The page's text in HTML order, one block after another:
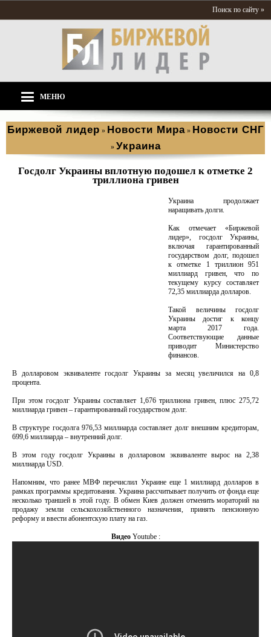
Поиск по сайту »
МЕНЮ
Биржевой лидер » Новости Мира » Новости СНГ
» Украина
Госдолг Украины вплотную подошел к отметке 2
триллиона гривен
Украина продолжает
наращивать долги.
Как отмечает «Биржевой
лидер», госдолг Украины,
включая гарантированный
государством долг, подошел
к отметке 1 триллион 951
миллиард гривен, что по
текущему курсу составляет
72,35 миллиарда долларов.
Такой величины госдолг
Украины достиг к концу
марта 2017 года.
Соответствующие данные
приводит Министерство
финансов.
В долларовом эквиваленте госдолг Украины за месяц увеличился на 0,8
процента.
При этом госдолг Украины составляет 1,676 триллиона гривен, плюс 275,72
миллиарда гривен – гарантированный государством долг.
В структуре госдолга 976,53 миллиарда составляет долг внешним кредиторам,
699,6 миллиарда – внутренний долг.
В этом году госдолг Украины в долларовом эквиваленте вырос на 2,38
миллиарда USD.
Напомним, что ранее МВФ перечислил Украине еще 1 миллиард долларов в
рамках программы кредитования. Украина рассчитывает получить от фонда еще
несколько траншей в этой году. В обмен Киев должен отменить мораторий на
продажу земли сельскохозяйственного назначения, принять пенсионную
реформу и ввести абонентскую плату на газ.
ВидеоYoutube :